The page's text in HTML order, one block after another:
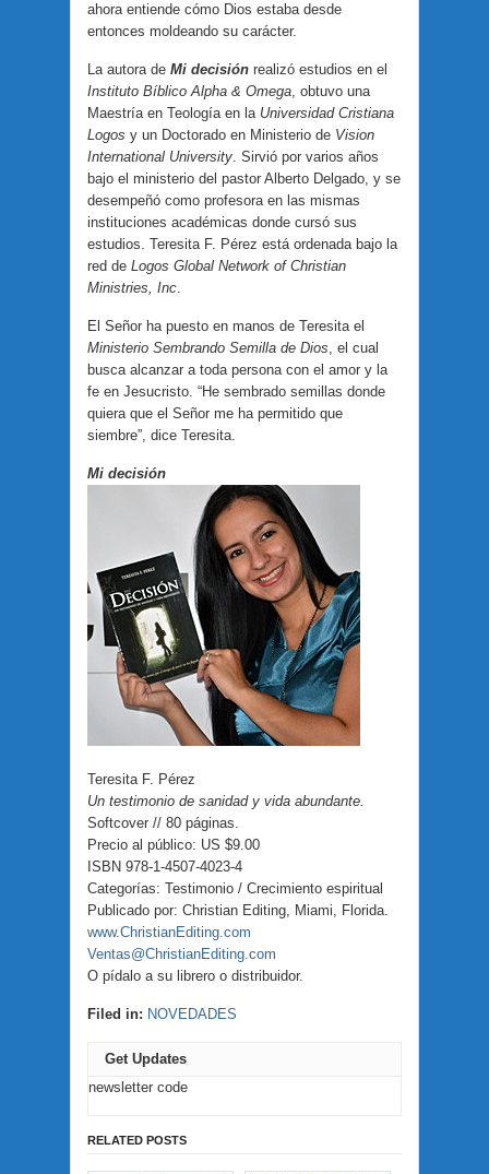
ahora entiende cómo Dios estaba desde
entonces moldeando su carácter.
La autora de Mi decisión realizó estudios en el
Instituto Bíblico Alpha & Omega, obtuvo una
Maestría en Teología en la Universidad Cristiana
Logos y un Doctorado en Ministerio de Vision
International University. Sirvió por varios años
bajo el ministerio del pastor Alberto Delgado, y se
desempeñó como profesora en las mismas
instituciones académicas donde cursó sus
estudios. Teresita F. Pérez está ordenada bajo la
red de Logos Global Network of Christian
Ministries, Inc.
El Señor ha puesto en manos de Teresita el
Ministerio Sembrando Semilla de Dios, el cual
busca alcanzar a toda persona con el amor y la
fe en Jesucristo. “He sembrado semillas donde
quiera que el Señor me ha permitido que
siembre”, dice Teresita.
Mi decisión
Teresita F. Pérez
Un testimonio de sanidad y vida abundante.
Softcover // 80 páginas.
Precio al público: US $9.00
ISBN 978-1-4507-4023-4
Categorías: Testimonio / Crecimiento espiritual
Publicado por: Christian Editing, Miami, Florida.
www.ChristianEditing.com
Ventas@ChristianEditing.com
O pídalo a su librero o distribuidor.
Filed in: NOVEDADES
Get Updates
newsletter code
RELATED POSTS